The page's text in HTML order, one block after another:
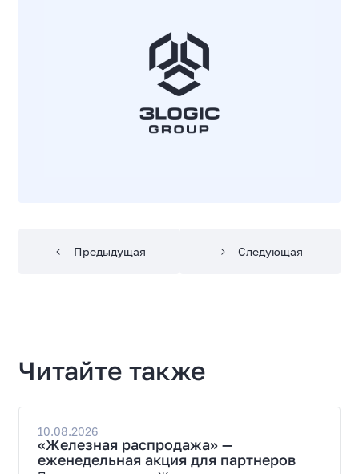
Предыдущая Следующая
Читайте также
10.08.2026
«Железная распродажа» —
еженедельная акция для партнеров